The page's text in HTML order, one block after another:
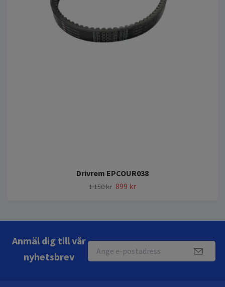
Drivrem EPCOUR038
1 150 kr 899 kr
Anmäl dig till vår
nyhetsbrev